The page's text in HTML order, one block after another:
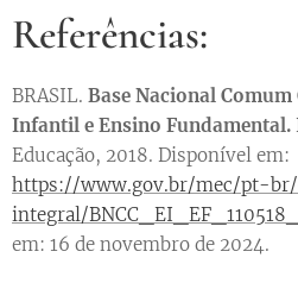
Referências:
BRASIL. Base Nacional
Infantil e Ensino Fundamental.
Educação, 2018. Disponível em:
https://www.gov.br/mec/pt-
integral/
em: 16 de novembro de 2024.